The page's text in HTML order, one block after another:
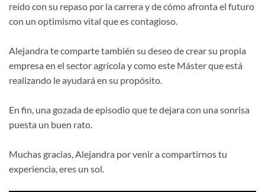
reído con su repaso por la carrera y de cómo afronta el futuro
con un optimismo vital que es contagioso.
Alejandra te comparte también su deseo de crear su propia
empresa en el sector agrícola y como este Máster que está
realizando le ayudará en su propósito.
En fin, una gozada de episodio que te dejara con una sonrisa
puesta un buen rato.
Muchas gracias, Alejandra por venir a compartirnos tu
experiencia, eres un sol.